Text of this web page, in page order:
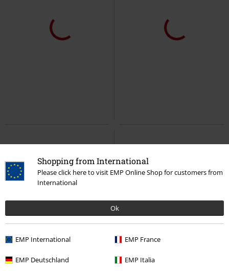
Shopping from International
Please click here to visit EMP Online Shop for customers from
International
Ok
EMP International EMP France
EMP Deutschland EMP Italia